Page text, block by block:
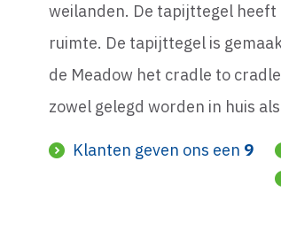
weilanden. De tapijttegel
ruimte. De tapijttegel is
de Meadow het cradle to
zowel gelegd worden in huis
Klanten geven ons een 9